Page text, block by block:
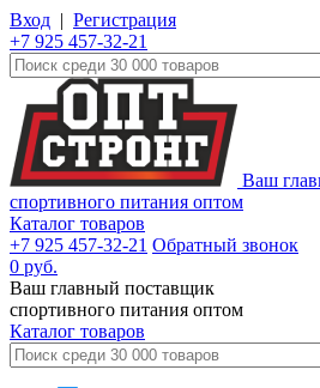
Вход | Регистрация
+7 925 457-32-21
Ваш
спортивного питания оптом
Каталог товаров
+7 925 457-32-21 Обратный звонок
0 руб.
Ваш главный поставщик
спортивного питания оптом
Каталог товаров